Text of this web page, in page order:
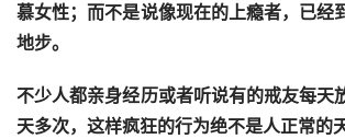
慕女性；而不是说像现在的上瘾者， 已经
地步。
不少人都亲身经历或者听说有的戒友每天
天多次，这样疯狂的行为绝不是人正常的